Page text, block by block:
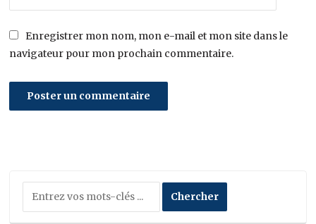
Enregistrer mon nom, mon e-mail et mon site dans le
navigateur pour mon prochain commentaire.